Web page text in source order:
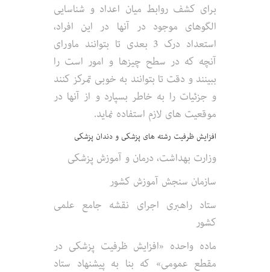
برای کشف روابط میان اعداد و شناسایی
الگوهای موجود در آنها در این افراد،
استعداد درک 3 بعدی تا بتوانند ماورای
آنچه که در سطح چیزها و امور است را
ببینند و دقت تا بتوانند به خوبی تمرکز کنند
و جزئیات را به خاطر بسپارد و از آنها در
موقعیت های لازم استفاده نماید.
افزایش ظرفیت رشته های پزشکی و دندان پزشکی
وزارت بهداشت، درمان و آموزش پزشکی
سازمان سنجش آموزش کشور
ستاد راهبری اجرای نقشه جامع علمی
کشور
ماده واحده «افزایش ظرفیت پزشکی در
مقطع عمومی» که بنا به پیشنهاد ستاد